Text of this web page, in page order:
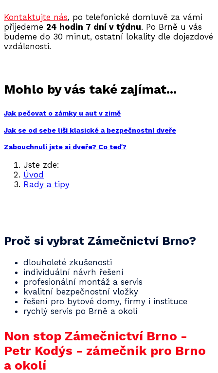
Kontaktujte nás, po telefonické domluvě za vámi
přijedeme 24 hodin 7 dní v týdnu. Po Brně u vás
budeme do 30 minut, ostatní lokality dle dojezdové
vzdálenosti.
Mohlo by vás také zajímat...
Jak pečovat o zámky u aut v zimě
Jak se od sebe liší klasické a bezpečnostní dveře
Zabouchnuli jste si dveře? Co teď?
Jste zde:
Úvod
Rady a tipy
Proč si vybrat Zámečnictví Brno?
dlouholeté zkušenosti
individuální návrh řešení
profesionální montáž a servis
kvalitní bezpečnostní vložky
řešení pro bytové domy, firmy i instituce
rychlý servis po Brně a okolí
Non stop Zámečnictví Brno -
Petr Kodýs - zámečník pro Brno
a okolí